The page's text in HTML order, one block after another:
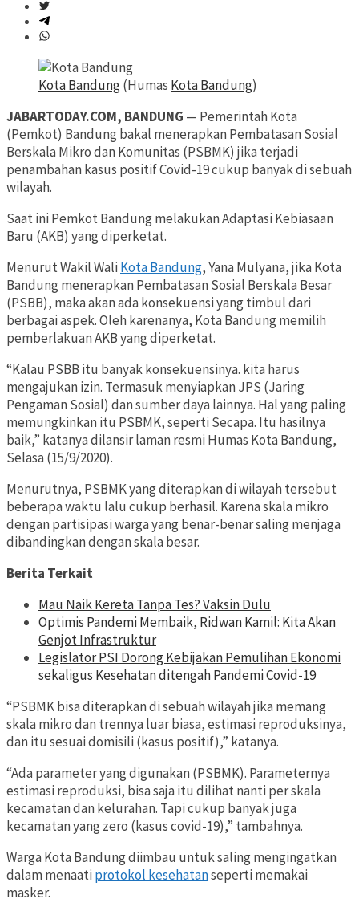
Kota Bandung(Humas Kota Bandung)
JABARTODAY.COM, BANDUNG — Pemerintah Kota
(Pemkot) Bandung bakal menerapkan Pembatasan Sosial
Berskala Mikro dan Komunitas (PSBMK) jika terjadi
penambahan kasus positif Covid-19 cukup banyak di sebuah
wilayah.
Saat ini Pemkot Bandung melakukan Adaptasi Kebiasaan
Baru (AKB) yang diperketat.
Menurut Wakil WaliKota Bandung, Yana Mulyana, jika Kota
Bandung menerapkan Pembatasan Sosial Berskala Besar
(PSBB), maka akan ada konsekuensi yang timbul dari
berbagai aspek. Oleh karenanya, Kota Bandung memilih
pemberlakuan AKB yang diperketat.
“Kalau PSBB itu banyak konsekuensinya. kita harus
mengajukan izin. Termasuk menyiapkan JPS (Jaring
Pengaman Sosial) dan sumber daya lainnya. Hal yang paling
memungkinkan itu PSBMK, seperti Secapa. Itu hasilnya
baik,” katanya dilansir laman resmi Humas Kota Bandung,
Selasa (15/9/2020).
Menurutnya, PSBMK yang diterapkan di wilayah tersebut
beberapa waktu lalu cukup berhasil. Karena skala mikro
dengan partisipasi warga yang benar-benar saling menjaga
dibandingkan dengan skala besar.
Berita Terkait
Mau Naik Kereta Tanpa Tes? Vaksin Dulu
Optimis Pandemi Membaik, Ridwan Kamil: Kita Akan
Genjot Infrastruktur
Legislator PSI Dorong Kebijakan Pemulihan Ekonomi
sekaligus Kesehatan ditengah Pandemi Covid-19
“PSBMK bisa diterapkan di sebuah wilayah jika memang
skala mikro dan trennya luar biasa, estimasi reproduksinya,
dan itu sesuai domisili (kasus positif),” katanya.
“Ada parameter yang digunakan (PSBMK). Parameternya
estimasi reproduksi, bisa saja itu dilihat nanti per skala
kecamatan dan kelurahan. Tapi cukup banyak juga
kecamatan yang zero (kasus covid-19),” tambahnya.
Warga Kota Bandung diimbau untuk saling mengingatkan
dalam menaatiprotokol kesehatanseperti memakai
masker.